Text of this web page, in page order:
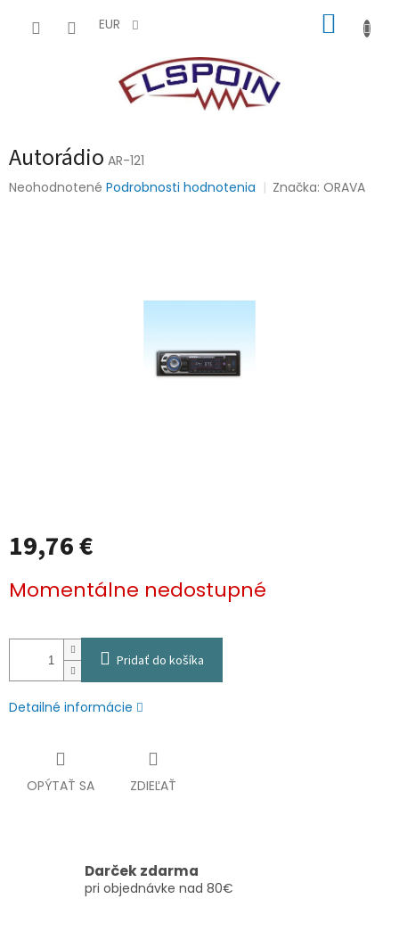
EUR
Autorádio AR-121
Priemerné
Neohodnotené Podrobnosti hodnotenia Značka:ORAVA
19,76 €
cena:
Momentálne nedostupné
Pridať do košíka
Detailné informácie
OPÝTAŤ SA ZDIEĽAŤ
Darček zdarma
pri objednávke nad 80€